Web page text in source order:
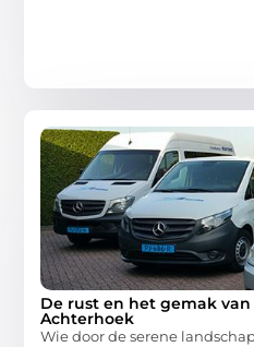
De rust en het gemak
Achterhoek
Wie door de serene